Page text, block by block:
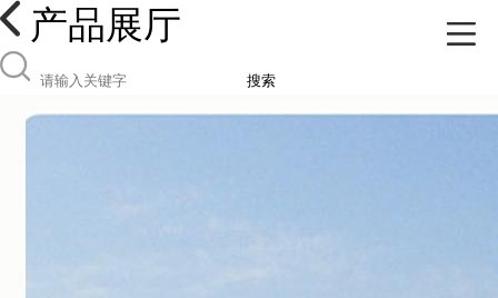
产品展厅
搜索